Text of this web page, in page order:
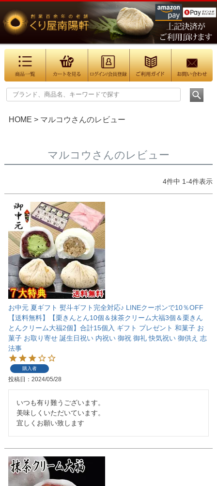
HOME マルコウさんのレビュー
マルコウさんのレビュー
4件中 1-4件表示
お中元 夏ギフト 熨斗ギフト完全対応♪ LINEクーポンで10％OFF
【送料無料】【栗きんとん10個＆抹茶クリーム大福3個＆栗きん
とんクリーム大福2個】合計15個入 ギフト プレゼント 和菓子 お
菓子 お取り寄せ 誕生日祝い 内祝い 御祝 御礼 快気祝い 御供え 志
法事
購入者
投稿日 2024/05/28
いつも有り難うございます。
美味しくいただいています。
宜しくお願い致します